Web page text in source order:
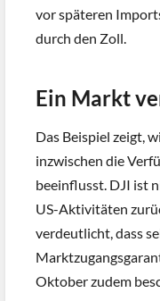
vor späteren
durch den Zoll.
Ein Markt
Das Beispiel zeigt,
inzwischen die
beeinflusst. DJI ist
US-Aktivitäten
verdeutlicht, dass
Oktober zudem